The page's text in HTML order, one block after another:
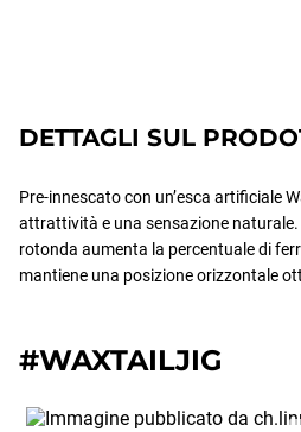
DETTAGLI SUL
Pre-innescato con un’esca artificiale
attrattività e una sensazione
rotonda aumenta la percentuale di
mantiene una posizione orizzontale
#WAXTAILJIG